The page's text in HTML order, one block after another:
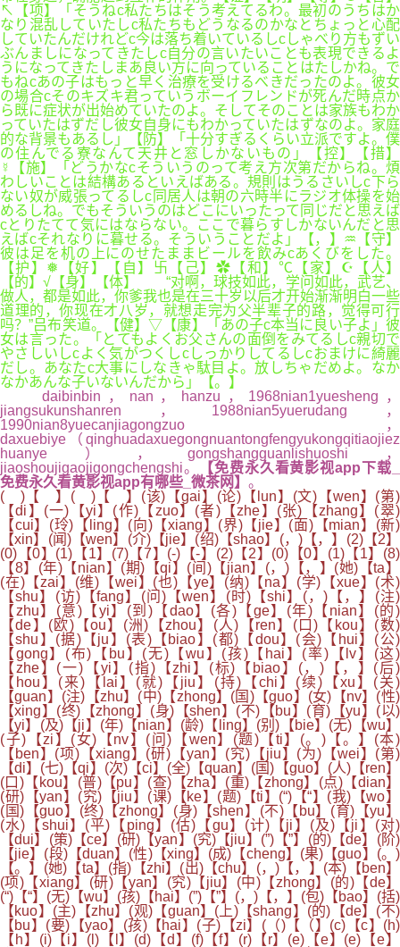
↖【项】「そうねc私たちはそう考えてるわ。最初のうちはか
なり混乱していたしc私たちもどうなるのかなとちょっと心配
していたんだけれどc今は落ち着いているしcしゃべり方もずい
ぶんましになってきたしc自分の言いたいことも表現できるよ
うになってきたしまあ良い方に向っていることはたしかね。で
もねcあの子はもっと早く治療を受けるべきだったのよ。彼女
の場合cそのキズキ君っていうボーイフレンドが死んだ時点か
ら既に症状が出始めていたのよ。そしてそのことは家族もわか
っていたはずだし彼女自身にもわかっていたはずなのよ。家庭
的な背景もあるし」【防】「十分すぎるくらい立派ですよ。僕
の住んでる寮なんて天井と窓しかないもの」【控】【措】
☿【施】「どうかなcそういうのって考え方次第だからね。煩
わしいことは結構あるといえばある。規則はうるさいしc下ら
ない奴が威張ってるしc同居人は朝の六時半にラジオ体操を始
めるしね。でもそういうのはどこにいったって同じだと思えば
cとりたてて気にはならない。ここで暮らすしかないんだと思
えばcそれなりに暮せる。そういうことだよ」【，】♒【守】
彼は足を机の上にのせたままビールを飲みcあくびをした。
【护】❅【好】【自】卐【己】✿【和】℃【家】☪【人】
【的】√【身】【体】 “对啊，球技如此，学问如此，武艺、
做人，都是如此，你爹我也是在三十岁以后才开始渐渐明白一些
道理的，你现在才八岁，就想走完为父半辈子的路，觉得可行
吗？”吕布笑道。【健】▽【康】「あの子c本当に良い子よ」彼
女は言った。「とてもよくお父さんの面倒をみてるしc親切で
やさしいしcよく気がつくしcしっかりしてるしcおまけに綺麗
だし。あなたc大事にしなきゃ駄目よ。放しちゃだめよ。なか
なかあんな子いないんだから」【。】
daibinbin，nan，hanzu，1968nian1yuesheng，
jiangsukunshanren，1988nian5yuerudang，
1990nian8yuecanjiagongzuo，
daxuebiye（qinghuadaxuegongnuantongfengyukongqitiaojiez
huanye），gongshangguanlishuoshi，
jiaoshoujigaojigongchengshi。
【免费永久看黄影视app下载_
免费永久看黄影视app有哪些_微茶网】 。
( )【 】( )【 】(该)【gai】(论)【lun】(文)【wen】(第)
【di】(一)【yi】(作)【zuo】(者)【zhe】(张)【zhang】(翠)
【cui】(玲)【ling】(向)【xiang】(界)【jie】(面)【mian】(新)
【xin】(闻)【wen】(介)【jie】(绍)【shao】(，)【，】(2)【2】
(0)【0】(1)【1】(7)【7】(-)【-】(2)【2】(0)【0】(1)【1】(8)
【8】(年)【nian】(期)【qi】(间)【jian】(，)【，】(她)【ta】
(在)【zai】(维)【wei】(也)【ye】(纳)【na】(学)【xue】(术)
【shu】(访)【fang】(问)【wen】(时)【shi】(，)【，】(注)
【zhu】(意)【yi】(到)【dao】(各)【ge】(年)【nian】(的)
【de】(欧)【ou】(洲)【zhou】(人)【ren】(口)【kou】(数)
【shu】(据)【ju】(表)【biao】(都)【dou】(会)【hui】(公)
【gong】(布)【bu】(无)【wu】(孩)【hai】(率)【lv】(这)
【zhe】(一)【yi】(指)【zhi】(标)【biao】(，)【，】(后)
【hou】(来)【lai】(就)【jiu】(持)【chi】(续)【xu】(关)
【guan】(注)【zhu】(中)【zhong】(国)【guo】(女)【nv】(性)
【xing】(终)【zhong】(身)【shen】(不)【bu】(育)【yu】(以)
【yi】(及)【ji】(年)【nian】(龄)【ling】(别)【bie】(无)【wu】
(子)【zi】(女)【nv】(问)【wen】(题)【ti】(。)【。】(本)
【ben】(项)【xiang】(研)【yan】(究)【jiu】(为)【wei】(第)
【di】(七)【qi】(次)【ci】(全)【quan】(国)【guo】(人)【ren】
(口)【kou】(普)【pu】(查)【zha】(重)【zhong】(点)【dian】
(研)【yan】(究)【jiu】(课)【ke】(题)【ti】(“)【“】(我)【wo】
(国)【guo】(终)【zhong】(身)【shen】(不)【bu】(育)【yu】
(水)【shui】(平)【ping】(估)【gu】(计)【ji】(及)【ji】(对)
【dui】(策)【ce】(研)【yan】(究)【jiu】(”)【”】(的)【de】(阶)
【jie】(段)【duan】(性)【xing】(成)【cheng】(果)【guo】(。)
【。】(她)【ta】(指)【zhi】(出)【chu】(，)【，】(本)【ben】
(项)【xiang】(研)【yan】(究)【jiu】(中)【zhong】(的)【de】
(“)【“】(无)【wu】(孩)【hai】(”)【”】(，)【，】(包)【bao】(括)
【kuo】(主)【zhu】(观)【guan】(上)【shang】(的)【de】(不)
【bu】(要)【yao】(孩)【hai】(子)【zi】(（)【（】(c)【c】(h)
【h】(i)【i】(l)【l】(d)【d】(f)【f】(r)【r】(e)【e】(e)【e】